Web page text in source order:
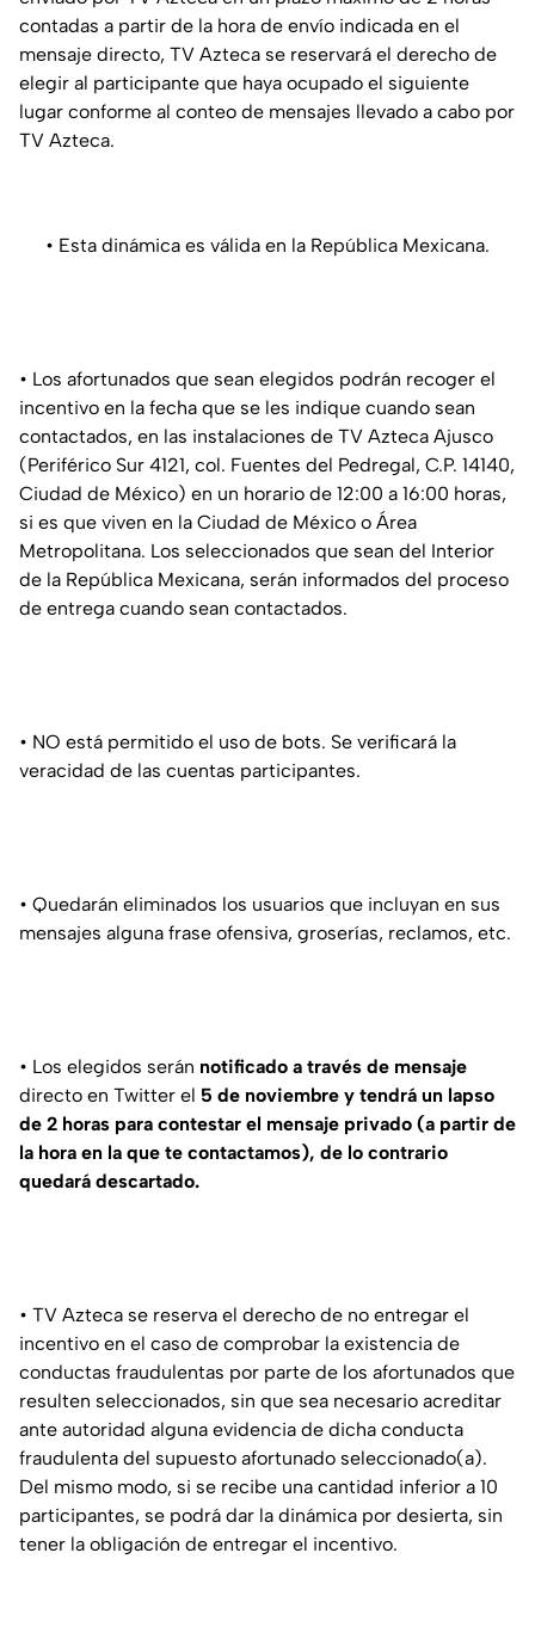
contadas a partir de la hora de envío indicada en el
mensaje directo, TV Azteca se reservará el derecho de
elegir al participante que haya ocupado el siguiente
lugar conforme al conteo de mensajes llevado a cabo por
TV Azteca.
• Esta dinámica es válida en la República Mexicana.
• Los afortunados que sean elegidos podrán recoger el
incentivo en la fecha que se les indique cuando sean
contactados, en las instalaciones de TV Azteca Ajusco
(Periférico Sur 4121, col. Fuentes del Pedregal, C.P. 14140,
Ciudad de México) en un horario de 12:00 a 16:00 horas,
si es que viven en la Ciudad de México o Área
Metropolitana. Los seleccionados que sean del Interior
de la República Mexicana, serán informados del proceso
de entrega cuando sean contactados.
• NO está permitido el uso de bots. Se verificará la
veracidad de las cuentas participantes.
• Quedarán eliminados los usuarios que incluyan en sus
mensajes alguna frase ofensiva, groserías, reclamos, etc.
• Los elegidos serán notificado a través de mensaje
directo en Twitter el 5 de noviembre y tendrá un lapso
de 2 horas para contestar el mensaje privado (a partir de
la hora en la que te contactamos), de lo contrario
quedará descartado.
• TV Azteca se reserva el derecho de no entregar el
incentivo en el caso de comprobar la existencia de
conductas fraudulentas por parte de los afortunados que
resulten seleccionados, sin que sea necesario acreditar
ante autoridad alguna evidencia de dicha conducta
fraudulenta del supuesto afortunado seleccionado(a).
Del mismo modo, si se recibe una cantidad inferior a 10
participantes, se podrá dar la dinámica por desierta, sin
tener la obligación de entregar el incentivo.